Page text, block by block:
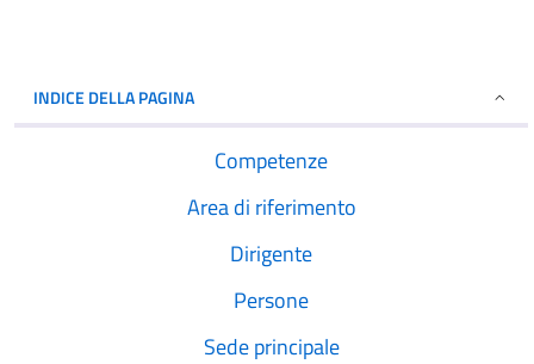
INDICE DELLA PAGINA
Competenze
Area di riferimento
Dirigente
Persone
Sede principale